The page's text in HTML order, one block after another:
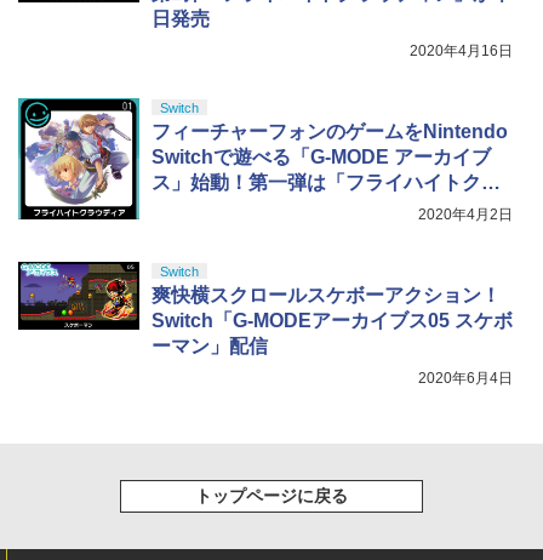
巾着＋メーカー特典:【坤と離】二振りの
剣、十翼より来たる！スタジオ描き下ろ
しイラストボード付) [DVD]
日発売
2020年4月16日
Switch
フィーチャーフォンのゲームをNintendo
Switchで遊べる「G-MODE アーカイブ
ス」始動！第一弾は「フライハイトクラ
2020年4月2日
Switch
爽快横スクロールスケボーアクション！
Switch「G-MODEアーカイブス05 スケボ
ーマン」配信
2020年6月4日
トップページに戻る